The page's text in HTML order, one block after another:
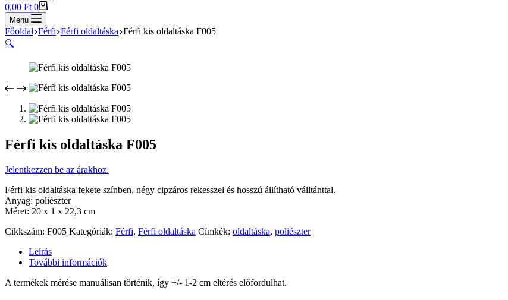
Shopping
cart
0,00 Ft 0
Menu
Főoldal Férfi Férfi oldaltáska Férfi kis oldaltáska F005
🔍
Férfi kis oldaltáska F005
Jelentkezzen be az árakhoz.
Férfi kis oldaltáska fekete színben, négy cipzáros rekesszel és hosszú állítható válltánttal.
Anyag: poliészter
Méret: 20 x 1 x 22,3 cm
Cikkszám: F005 Kategóriák: Férfi, Férfi oldaltáska Címkék: oldaltáska, poliészter
Leírás
További információk
A termékek mérése manuálisan történik, így +/- 1-2 cm eltérés előfordulhat.